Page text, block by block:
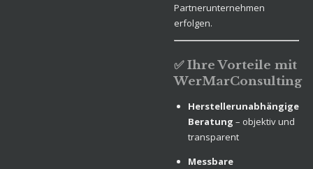
Partnerunternehmen
erfolgen.
✅ Ihre Vorteile mit
WerMarConsulting
Herstellerunabhängige
Beratung – objektiv und
transparent
Messbare